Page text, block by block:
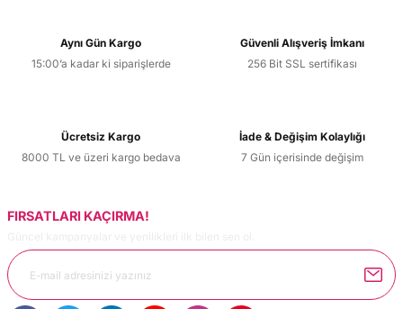
Aynı Gün Kargo
15:00’a kadar ki siparişlerde
Güvenli Alışveriş İmkanı
256 Bit SSL sertifikası
Ücretsiz Kargo
8000 TL ve üzeri kargo bedava
İade & Değişim Kolaylığı
7 Gün içerisinde değişim
FIRSATLARI KAÇIRMA!